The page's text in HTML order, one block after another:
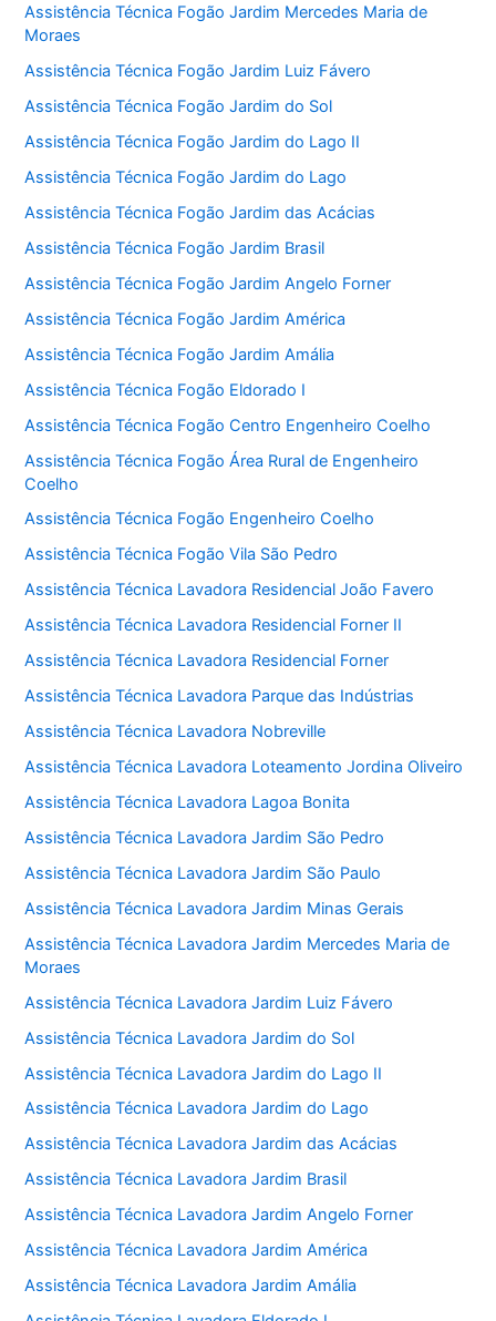
Assistência Técnica Fogão Jardim Mercedes Maria de
Moraes
Assistência Técnica Fogão Jardim Luiz Fávero
Assistência Técnica Fogão Jardim do Sol
Assistência Técnica Fogão Jardim do Lago II
Assistência Técnica Fogão Jardim do Lago
Assistência Técnica Fogão Jardim das Acácias
Assistência Técnica Fogão Jardim Brasil
Assistência Técnica Fogão Jardim Angelo Forner
Assistência Técnica Fogão Jardim América
Assistência Técnica Fogão Jardim Amália
Assistência Técnica Fogão Eldorado I
Assistência Técnica Fogão Centro Engenheiro Coelho
Assistência Técnica Fogão Área Rural de Engenheiro
Coelho
Assistência Técnica Fogão Engenheiro Coelho
Assistência Técnica Fogão Vila São Pedro
Assistência Técnica Lavadora Residencial João Favero
Assistência Técnica Lavadora Residencial Forner II
Assistência Técnica Lavadora Residencial Forner
Assistência Técnica Lavadora Parque das Indústrias
Assistência Técnica Lavadora Nobreville
Assistência Técnica Lavadora Loteamento Jordina Oliveiro
Assistência Técnica Lavadora Lagoa Bonita
Assistência Técnica Lavadora Jardim São Pedro
Assistência Técnica Lavadora Jardim São Paulo
Assistência Técnica Lavadora Jardim Minas Gerais
Assistência Técnica Lavadora Jardim Mercedes Maria de
Moraes
Assistência Técnica Lavadora Jardim Luiz Fávero
Assistência Técnica Lavadora Jardim do Sol
Assistência Técnica Lavadora Jardim do Lago II
Assistência Técnica Lavadora Jardim do Lago
Assistência Técnica Lavadora Jardim das Acácias
Assistência Técnica Lavadora Jardim Brasil
Assistência Técnica Lavadora Jardim Angelo Forner
Assistência Técnica Lavadora Jardim América
Assistência Técnica Lavadora Jardim Amália